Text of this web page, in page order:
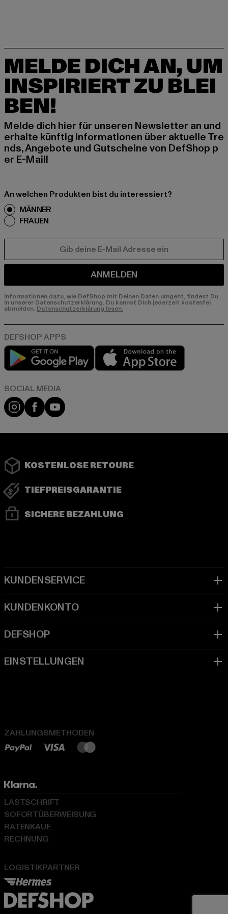
MELDE DICH AN, UM
INSPIRIERT ZU BLEI
BEN!
Melde dich hier für unseren Newsletter an und
erhalte künftig Informationen über aktuelle Tre
nds, Angebote und Gutscheine von DefShop p
er E-Mail!
An welchen Produkten bist du interessiert?
MÄNNER
FRAUEN
ANMELDEN
Informationen dazu, wie DefShop mit Deinen Daten umgeht, findest Du
in unserer Datenschutzerklärung. Du kannst Dich jederzeit kostenfei
abmelden.Datenschutzerklärung lesen.
Play market
Instagram
FacebookYouTube
KOSTENLOSE RETOURE
TIEFPREISGARANTIE
SICHERE BEZAHLUNG
ZAHLUNGSMETHODEN
LOGISTIKPARTNER
LASTSCHRIFT
SOFORTÜBERWEISUNG
RATENKAUF
RECHNUNG